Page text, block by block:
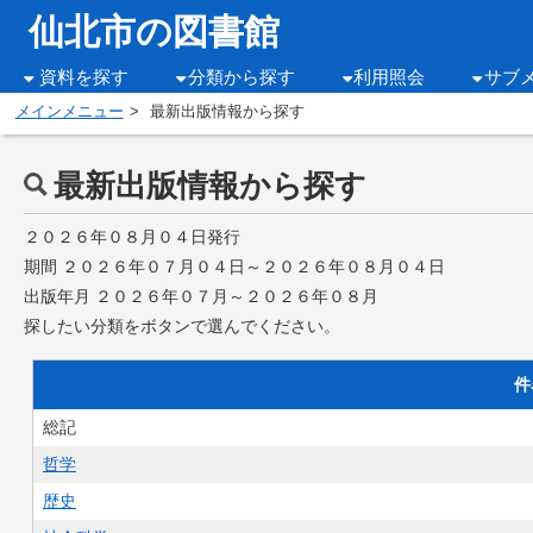
仙北市の図書館
資料を探す 分類から探す 利用照会 サブ
メインメニュー 最新出版情報から探す
最新出版情報から探す
２０２６年０８月０４日発行
期間 ２０２６年０７月０４日～２０２６年０８月０４日
出版年月 ２０２６年０７月～２０２６年０８月
探したい分類をボタンで選んでください。
総記
哲学
歴史